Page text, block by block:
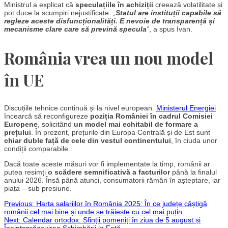
Ministrul a explicat că speculațiile în achiziții creează volatilitate și
pot duce la scumpiri nejustificate. „Statul are instituții capabile să
regleze aceste disfuncționalități. E nevoie de transparență și
mecanisme clare care să prevină specula”, a spus Ivan.
România vrea un nou model
în UE
Discuțiile tehnice continuă și la nivel european. Ministerul Energiei
încearcă să reconfigureze poziția României în cadrul Comisiei
Europene, solicitând un model mai echitabil de formare a
prețului. În prezent, prețurile din Europa Centrală și de Est sunt
chiar duble față de cele din vestul continentului, în ciuda unor
condiții comparabile.
Dacă toate aceste măsuri vor fi implementate la timp, românii ar
putea resimți o scădere semnificativă a facturilorpână la finalul
anului 2026. Însă până atunci, consumatorii rămân în așteptare, iar
piața – sub presiune.
Post
Previous: Harta salariilor în România 2025: În ce județe câștigă
românii cel mai bine și unde se trăiește cu cel mai puțin
Next: Calendar ortodox: Sfinții pomeniți în ziua de 5 august și